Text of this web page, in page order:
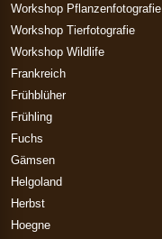
Workshop Pflanzenfotografie
Workshop Tierfotografie
Workshop Wildlife
Frankreich
Frühblüher
Frühling
Fuchs
Gämsen
Helgoland
Herbst
Hoegne